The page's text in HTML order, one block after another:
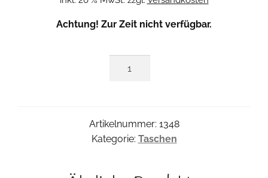
Achtung! Zur Zeit nicht verfügbar.
Artikelnummer: 1348
Kategorie: Taschen